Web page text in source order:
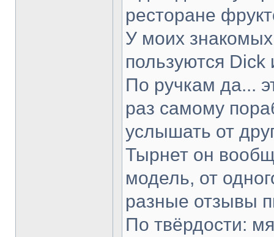
ресторане
У моих
пользуются Dick
По ручкам да...
раз самому
услышать от
Тырнет он
модель, от
разные отзывы
По твёрдости: